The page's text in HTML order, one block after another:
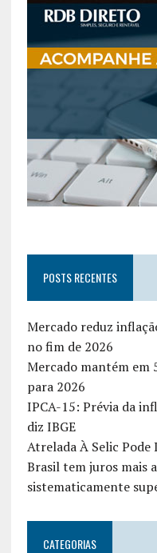
POSTS RECENTES
Mercado reduz
no fim de 2026
Mercado mantém em
para 2026
IPCA-15: Prévia da
diz IBGE
Atrelada À Selic
Brasil tem juros mais
sistematicamente
CATEGORIAS